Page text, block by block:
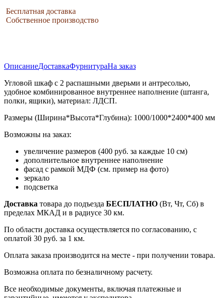
Бесплатная доставка
Собственное производство
ОписаниеДоставкаФурнитураНа заказ
Угловой шкаф с 2 распашными дверьми и антресолью,
удобное комбинированное внутреннее наполнение (штанга,
полки, ящики), материал: ЛДСП.
Размеры (Ширина*Высота*Глубина): 1000/1000*2400*400 мм
Возможны на заказ:
увеличение размеров (400 руб. за каждые 10 см)
дополнительное внутреннее наполнение
фасад с рамкой МДФ (см. пример на фото)
зеркало
подсветка
Доставка товара до подъезда БЕСПЛАТНО (Вт, Чт, Сб) в
пределах МКАД и в радиусе 30 км.
По области доставка осуществляется по согласованию, с
оплатой 30 руб. за 1 км.
Оплата заказа производится на месте - при получении товара.
Возможна оплата по безналичному расчету.
Все необходимые документы, включая платежные и